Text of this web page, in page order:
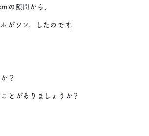
の隙間から、
がソン。したのです。
？
とがありましょうか？